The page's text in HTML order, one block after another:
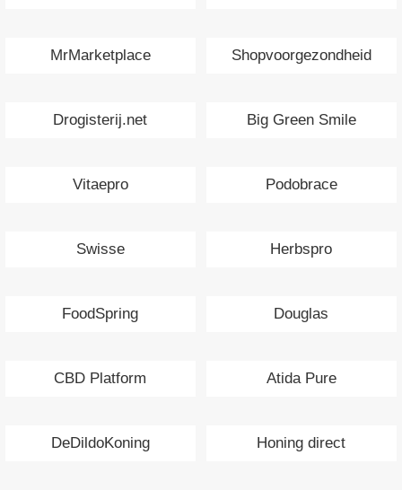
MrMarketplace Shopvoorgezondheid
Drogisterij.net Big Green Smile
Vitaepro Podobrace
Swisse Herbspro
FoodSpring Douglas
CBD Platform Atida Pure
DeDildoKoning Honing direct